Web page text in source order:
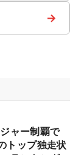
→
ャー制覇で
ップ独走状